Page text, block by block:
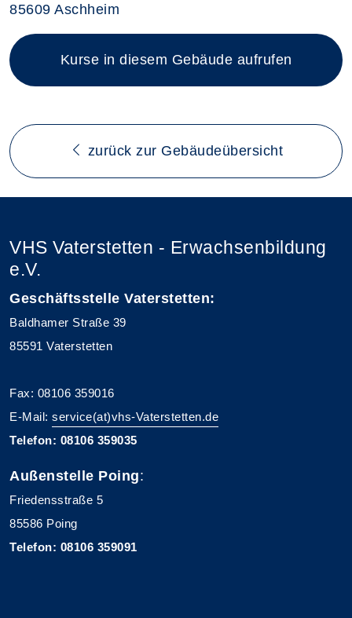
85609 Aschheim
Kurse in diesem Gebäude aufrufen
zurück zur Gebäudeübersicht
VHS Vaterstetten - Erwachsenbildung
e.V.
Geschäftsstelle Vaterstetten:
Baldhamer Straße 39
85591 Vaterstetten
Fax: 08106 359016
E-Mail: service(at)vhs-Vaterstetten.de
Telefon: 08106 359035
Außenstelle Poing:
Friedensstraße 5
85586 Poing
Telefon: 08106 359091